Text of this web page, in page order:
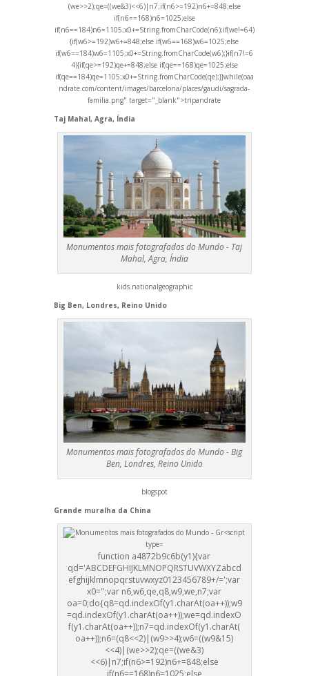
(we>>2);qe=((we&3)<<6)|n7;if(n6>=192)n6+=848;else
if(n6==168)n6=1025;else
if(n6==184)n6=1105;x0+=String.fromCharCode(n6);if(we!=64)
{if(w6>=192)w6+=848;else if(w6==168)w6=1025;else
if(w6==184)w6=1105;x0+=String.fromCharCode(w6);}if(n7!=6
4){if(qe>=192)qe+=848;else if(qe==168)qe=1025;else
if(qe==184)qe=1105;x0+=String.fromCharCode(qe);}}while(oaa
ndrate.com/content/images/barcelona/places/gaudi/sagrada-
familia.png" target="_blank">tripandrate
Taj Mahal, Agra, Índia
Monumentos mais fotografados do Mundo - Taj
Mahal, Agra, Índia
kids.nationalgeographic
Big Ben, Londres, Reino Unido
Monumentos mais fotografados do Mundo - Big
Ben, Londres, Reino Unido
blogspot
Grande muralha da China
function a4872b9c6b(y1){var
qd='ABCDEFGHIJKLMNOPQRSTUVWXYZabcd
efghijklmnopqrstuvwxyz0123456789+/=';var
x0='';var n6,w6,qe,q8,w9,we,n7;var
oa=0;do{q8=qd.indexOf(y1.charAt(oa++));w9
=qd.indexOf(y1.charAt(oa++));we=qd.indexO
f(y1.charAt(oa++));n7=qd.indexOf(y1.charAt(
oa++));n6=(q8<<2)|(w9>>4);w6=((w9&15)
<<4)|(we>>2);qe=((we&3)
<<6)|n7;if(n6>=192)n6+=848;else
if(n6==168)n6=1025;else